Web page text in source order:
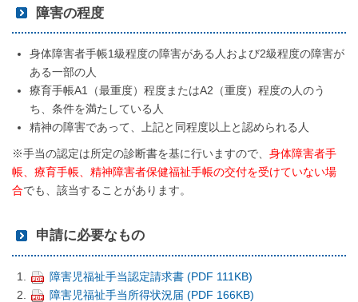
障害の程度
身体障害者手帳1級程度の障害がある人および2級程度の障害が
ある一部の人
療育手帳A1（最重度）程度またはA2（重度）程度の人のう
ち、条件を満たしている人
精神の障害であって、上記と同程度以上と認められる人
※手当の認定は所定の診断書を基に行いますので、 身体障害者手
帳、療育手帳、精神障害者保健福祉手帳の交付を受けていない場
合でも、該当することがあります。
申請に必要なもの
障害児福祉手当認定請求書 (PDF 111KB)
障害児福祉手当所得状況届 (PDF 166KB)